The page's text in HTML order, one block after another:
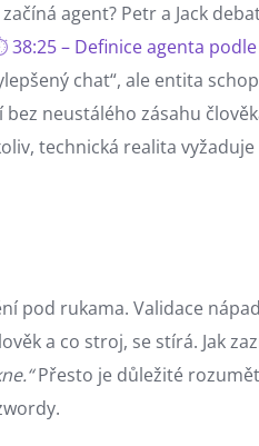
začíná agent? Petr a Jack
38:25 – Definice agenta
chat“, ale entita
neustálého zásahu
technická realita
pod rukama. Validace
a co stroj, se stírá. Jak
Přesto je důležité